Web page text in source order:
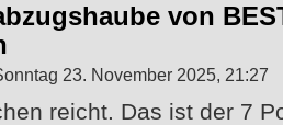
von
23. November 2025, 21:27
reicht. Das ist der 7